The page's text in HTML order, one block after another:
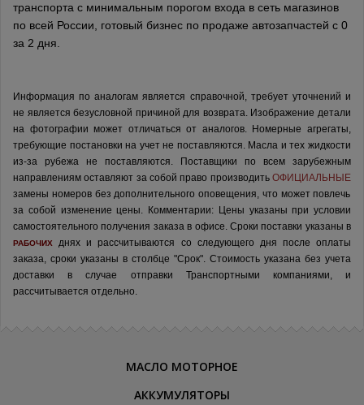
транспорта с минимальным порогом входа в сеть магазинов
по всей России, готовый бизнес по продаже автозапчастей с 0
за 2 дня.
Информация по аналогам является справочной, требует уточнений и
не является безусловной причиной для возврата. Изображение детали
на фотографии может отличаться от аналогов. Номерные агрегаты,
требующие постановки на учет не поставляются. Масла и тех жидкости
из-за рубежа не поставляются.
Поставщики по всем зарубежным
направлениям оставляют за собой право производить ОФИЦИАЛЬНЫЕ
замены номеров без дополнительного оповещения, что может повлечь
за собой изменение цены. Комментарии: Цены указаны при условии
самостоятельного получения заказа в офисе. Сроки поставки указаны в
РАБОЧИХ
днях и рассчитываются со следующего дня после оплаты
заказа, сроки указаны в столбце "Срок". Стоимость указана без учета
доставки в случае отправки Транспортными компаниями, и
рассчитывается отдельно.
МАСЛО МОТОРНОЕ
АККУМУЛЯТОРЫ